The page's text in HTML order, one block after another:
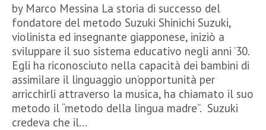
by Marco Messina La storia di successo del
fondatore del metodo Suzuki Shinichi Suzuki,
violinista ed insegnante giapponese, iniziò a
sviluppare il suo sistema educativo negli anni ’30.
Egli ha riconosciuto nella capacità dei bambini di
assimilare il linguaggio un’opportunità per
arricchirli attraverso la musica, ha chiamato il suo
metodo il “metodo della lingua madre”. Suzuki
credeva che il…